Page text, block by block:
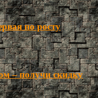
по росту
– получи скидку